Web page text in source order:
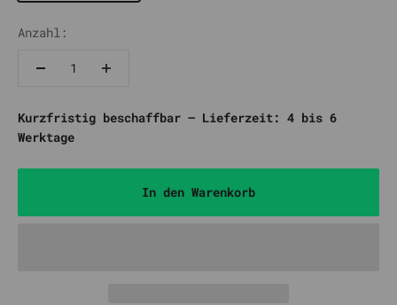
Anzahl:
Kurzfristig beschaffbar – Lieferzeit: 4 bis 6
Werktage
In den Warenkorb